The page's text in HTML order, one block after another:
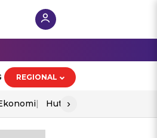
REGIONAL
Hut Ri
›